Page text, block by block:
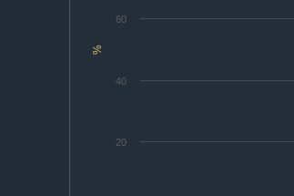
%
20
40
60